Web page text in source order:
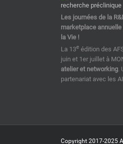
Les journées de la
marketplace
la Vie !
La 13e édition des
juin et 1er juillet à
atelier et networking.
partenariat avec les
Copyright 2017-2025